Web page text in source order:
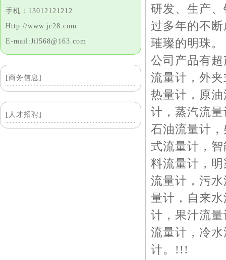
手机：13012121212
Http://www.jc28.com
E-mail:Jil568@163.com
[商务信息]
[人才招聘]
研发、生产
过多年的不
璀璨的明珠。
公司产品有
流量计，外
热量计，原
计，蒸汽流
石油流量计
式流量计，
料流量计，
流量计，污
量计，自来
计，果汁流
流量计，冷
计。!!!